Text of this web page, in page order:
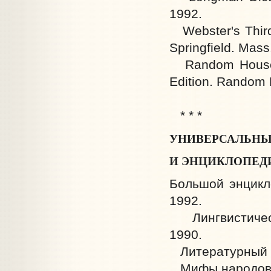
1992.
Webster's
Springfield.
Random
Edition. Random
* * *
И
Большой
1992.
1990.
Литературный
Мифы народов